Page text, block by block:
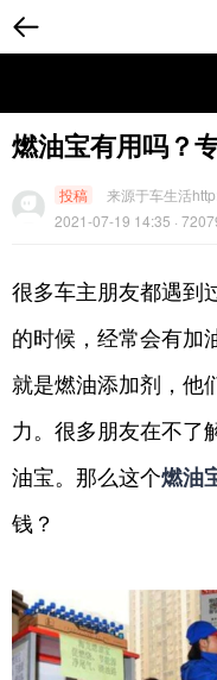
燃油宝有用吗？
投稿 来源于车生活
2021-07-19 14:35 ·
很多车主朋友都遇到
的时候，经常会有加
就是燃油添加剂，他
力。很多朋友在不了
油宝。那么这个燃油
钱？